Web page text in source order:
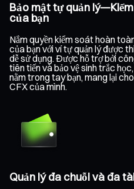
Bảo mật tự quản
của bạn
Nắm quyền kiểm soát hoàn
của bạn với ví tự quản lý được
dễ sử dụng. Được hỗ trợ bởi
tiên tiến và bảo vệ sinh trắc
nằm trong tay bạn, mang lại
CFX của mình.
Quản lý đa chuỗi và đa